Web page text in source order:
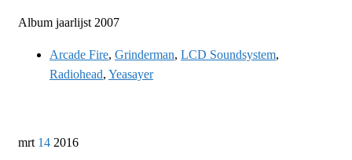
Album jaarlijst 2007
Arcade Fire, Grinderman, LCD Soundsystem,
Radiohead, Yeasayer
mrt 14 2016